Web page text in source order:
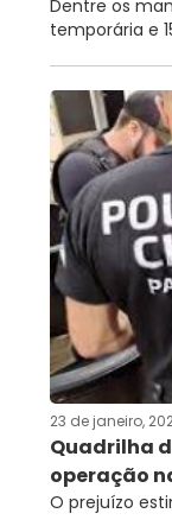
Dentre os
temporária e
23 de janeiro,
Quadrilha
operação
O prejuízo